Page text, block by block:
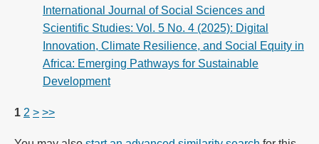
International Journal of Social Sciences and
Scientific Studies: Vol. 5 No. 4 (2025): Digital
Innovation, Climate Resilience, and Social Equity in
Africa: Emerging Pathways for Sustainable
Development
1 2 > >>